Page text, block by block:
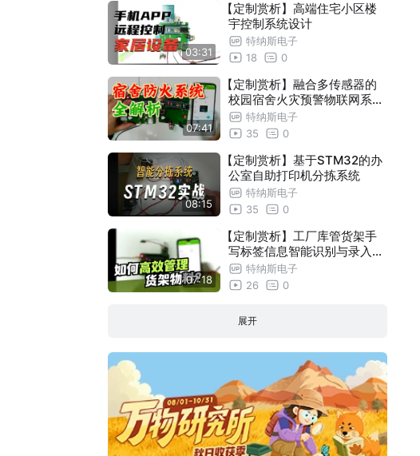
03:31
【定制赏析】高端住宅小区楼
宇控制系统设计
特纳斯电子
18
0
07:41
【定制赏析】融合多传感器的
校园宿舍火灾预警物联网系统
设计与实现
特纳斯电子
35
0
08:15
【定制赏析】基于STM32的办
公室自助打印机分拣系统
特纳斯电子
35
0
07:18
【定制赏析】工厂库管货架手
写标签信息智能识别与录入系
统 特纳斯电子
26
0
展开